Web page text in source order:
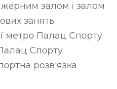
залом і залом
занять
метро Палац Спорту
Спорту
розв'язка